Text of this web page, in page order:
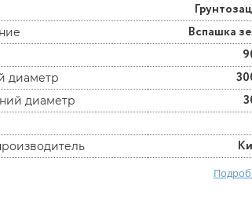
Вспашка
диаметр
диаметр